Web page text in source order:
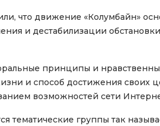
что движение «Колумбайн»
и дестабилизации
принципы и
и способ достижения своих
возможностей сети
тематические группы так